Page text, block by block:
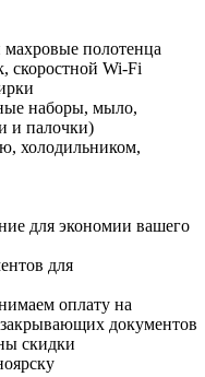
махровые полотенца
скоростной Wi-Fi
наборы, мыло,
и палочки)
холодильником,
для экономии вашего
для
оплату на
закрывающих документов
скидки